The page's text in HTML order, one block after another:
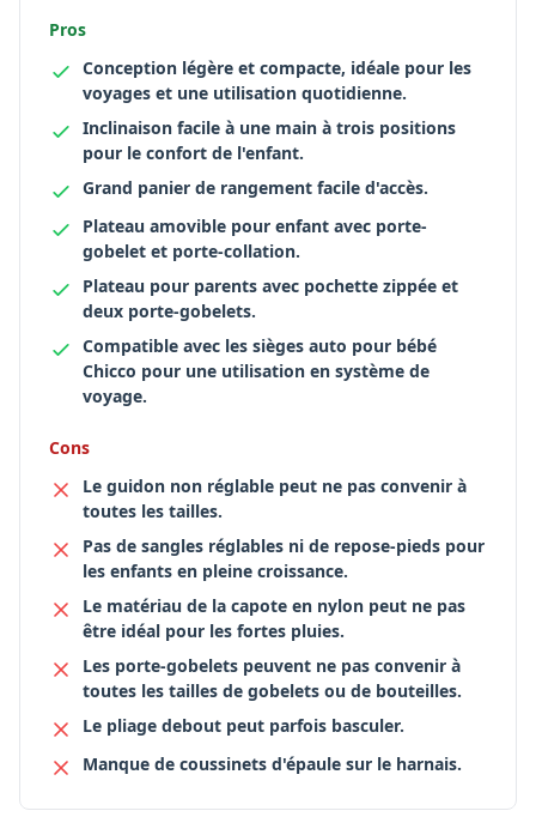
Pros
Conception légère et compacte, idéale pour les
voyages et une utilisation quotidienne.
Inclinaison facile à une main à trois positions
pour le confort de l'enfant.
Grand panier de rangement facile d'accès.
Plateau amovible pour enfant avec porte-
gobelet et porte-collation.
Plateau pour parents avec pochette zippée et
deux porte-gobelets.
Compatible avec les sièges auto pour bébé
Chicco pour une utilisation en système de
voyage.
Cons
Le guidon non réglable peut ne pas convenir à
toutes les tailles.
Pas de sangles réglables ni de repose-pieds pour
les enfants en pleine croissance.
Le matériau de la capote en nylon peut ne pas
être idéal pour les fortes pluies.
Les porte-gobelets peuvent ne pas convenir à
toutes les tailles de gobelets ou de bouteilles.
Le pliage debout peut parfois basculer.
Manque de coussinets d'épaule sur le harnais.